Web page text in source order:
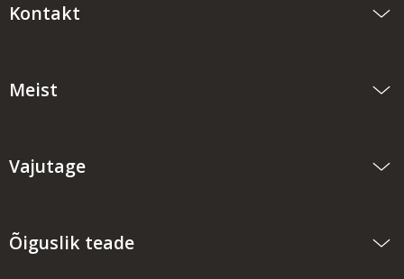
Kontakt
Meist
Vajutage
Õiguslik teade